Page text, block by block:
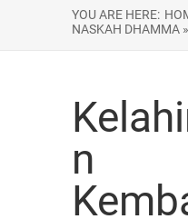
YOU ARE HERE:
NASKAH DHAMMA »
n